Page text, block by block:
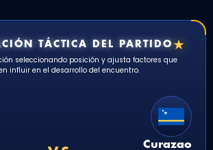
TÁCTICA DEL PARTIDO★
seleccionando posición y ajusta factores que
influir en el desarrollo del encuentro.
Curazao